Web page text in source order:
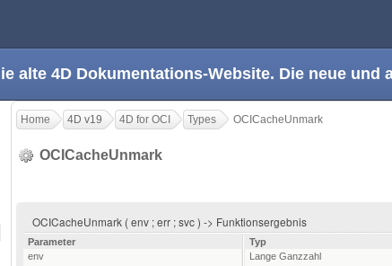
alte 4D Dokumentations-Website. Die neue
Home 4D v19 4D for OCI Types OCICacheUnmark
OCICacheUnmark
OCICacheUnmark ( env ; err ; svc ) -> Funktionsergebnis
Parameter Typ
env
Lange Ganzzahl